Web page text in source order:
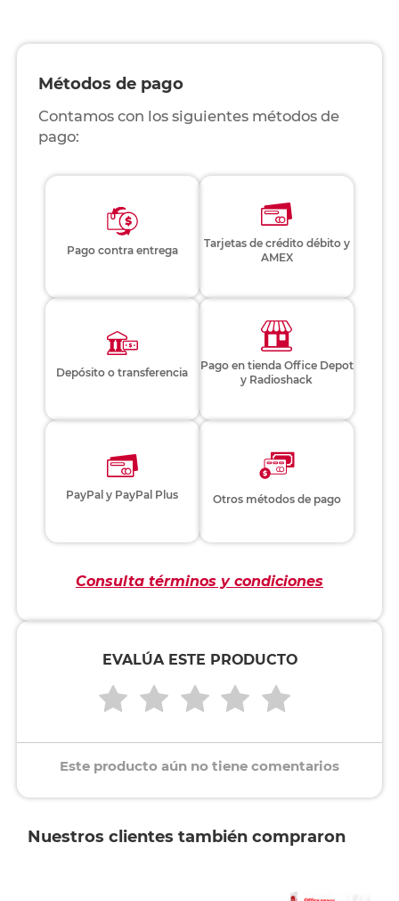
Métodos de pago
Contamos con los siguientes métodos de
pago:
Pago contra entrega
Tarjetas de crédito débito y
AMEX
Depósito o transferencia
Pago en tienda Office Depot
y Radioshack
PayPal y PayPal Plus Otros métodos de pago
Consulta términos y condiciones
EVALÚA ESTE PRODUCTO
Este producto aún no tiene comentarios
Nuestros clientes también compraron